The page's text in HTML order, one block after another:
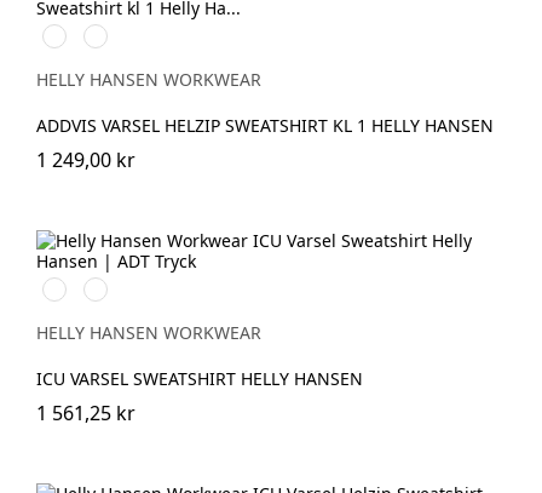
369
YELLOW/EBONY
269
ORANGE/EBONY
HELLY HANSEN WORKWEAR
ADDVIS VARSEL HELZIP SWEATSHIRT KL 1 HELLY HANSEN
1 249,00 kr
369
YELLOW/EBONY
269
ORANGE/EBONY
HELLY HANSEN WORKWEAR
ICU VARSEL SWEATSHIRT HELLY HANSEN
1 561,25 kr